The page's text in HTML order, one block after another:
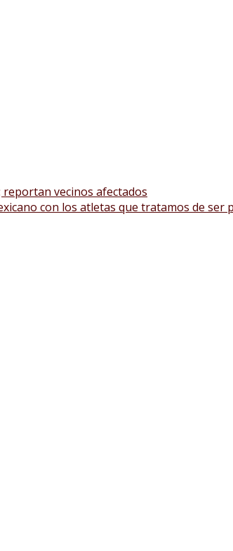
reportan vecinos afectados
con los atletas que tratamos de ser